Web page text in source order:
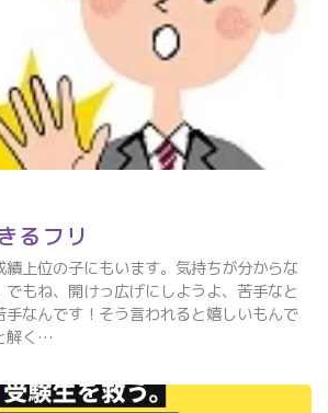
るフリ
上位の子にもいます。気持ちが分からな
でもね、開けっ広げにしようよ、苦手なと
手なんです！そう言われると嬉しいもんで
解く…